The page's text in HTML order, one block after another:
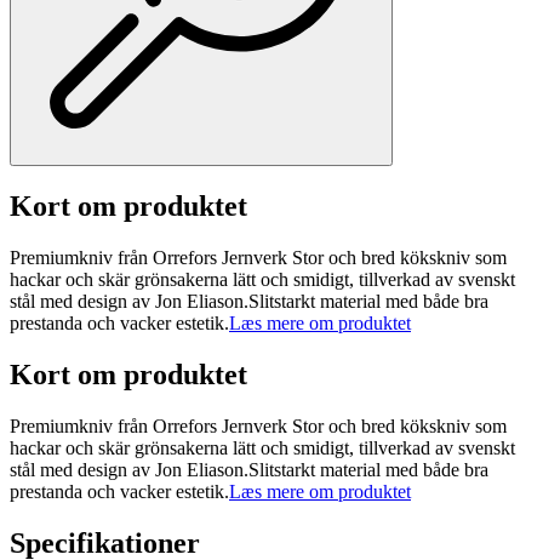
Kort om produktet
Premiumkniv från Orrefors Jernverk Stor och bred kökskniv som
hackar och skär grönsakerna lätt och smidigt, tillverkad av svenskt
stål med design av Jon Eliason.Slitstarkt material med både bra
prestanda och vacker estetik.Læs mere om produktet
Kort om produktet
Premiumkniv från Orrefors Jernverk Stor och bred kökskniv som
hackar och skär grönsakerna lätt och smidigt, tillverkad av svenskt
stål med design av Jon Eliason.Slitstarkt material med både bra
prestanda och vacker estetik.Læs mere om produktet
Specifikationer